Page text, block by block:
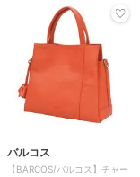
バルコス
【BARCOS/バルコス】チャー